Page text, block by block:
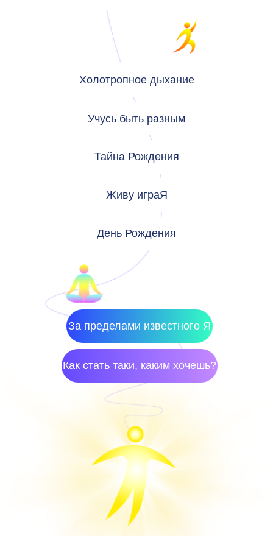
СЕМИНАРЫ
День Рождения
Учусь быть разным
Тайна Рождения
Холотропное дыхание
Как стать таки, каким хочешь?
За пределами известного Я
Живу играЯ